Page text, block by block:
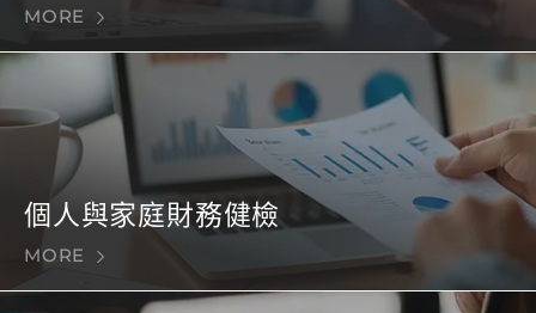
MORE
個人與家庭財務健檢
MORE